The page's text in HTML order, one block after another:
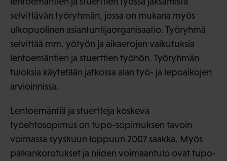
selvittävän työryhmän, jossa on mukana myös
ulkopuolinen asiantuntijaorganisaatio. Työryhmä
selvittää mm. yötyön ja aikaerojen vaikutuksia
lentoemäntien ja stuerttien työhön. Työryhmän
tuloksia käytetään jatkossa alan työ- ja lepoaikojen
arvioinnissa.
Lentoemäntiä ja stuertteja koskeva
työehtosopimus on tupo-sopimuksen tavoin
voimassa syyskuun loppuun 2007 saakka. Myös
palkankorotukset ja niiden voimaantulo ovat tupo-